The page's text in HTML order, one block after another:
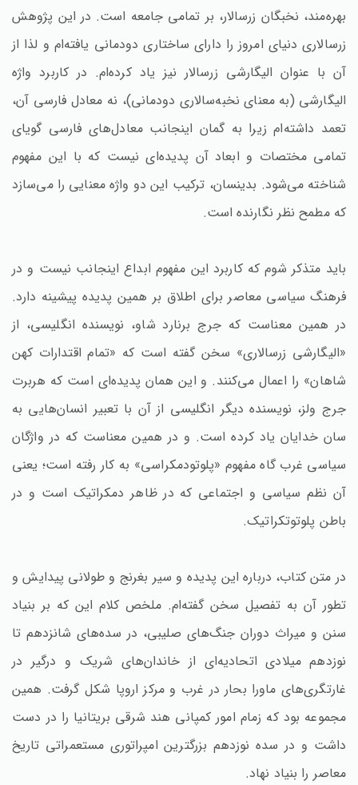
بهره‌مند، نخبگان زرسالار، بر تمامی جامعه است. در این پژوهش
زرسالاری دنیای امروز را دارای ساختاری دودمانی یافته‌ام و لذا از
آن با عنوان الیگارشی زرسالار نیز یاد کرده‌ام. در کاربرد واژه
الیگارشی (به معنای نخبه‌سالاری دودمانی)، نه معادل فارسی آن،
تعمد داشته‌ام زیرا به گمان اینجانب معادل‌های فارسی گویای
تمامی مختصات و ابعاد آن پدیده‌ای نیست که با این مفهوم
شناخته می‌شود. بدینسان، ترکیب این دو واژه معنایی را می‌سازد
که مطمح نظر نگارنده است.
باید متذکر شوم که کاربرد این مفهوم ابداع اینجانب نیست و در
فرهنگ سیاسی معاصر برای اطلاق بر همین پدیده پیشینه دارد.
در همین معناست که جرج برنارد شاو، نویسنده انگلیسی، از
«الیگارشی زرسالاری» سخن گفته است که «تمام اقتدارات کهن
شاهان» را اعمال می‌کنند. و این همان پدیده‌ای است که هربرت
جرج ولز، نویسنده دیگر انگلیسی از آن با تعبیر انسان‌هایی به
سان خدایان یاد کرده است. و در همین معناست که در واژگان
سیاسی غرب گاه مفهوم «پلوتودمکراسی» به کار رفته است؛ یعنی
آن نظم سیاسی و اجتماعی که در ظاهر دمکراتیک است و در
باطن پلوتوتکراتیک.
در متن کتاب، درباره این پدیده و سیر بغرنج و طولانی پیدایش و
تطور آن به تفصیل سخن گفته‌ام. ملخص کلام این که بر بنیاد
سنن و میراث دوران جنگ‌های صلیبی، در سده‌های شانزدهم تا
نوزدهم میلادی اتحادیه‌ای از خاندان‌های شریک و درگیر در
غارتگری‌های ماورا بحار در غرب و مرکز اروپا شکل گرفت. همین
مجموعه بود که زمام امور کمپانی هند شرقی بریتانیا را در دست
داشت و در سده نوزدهم بزرگترین امپراتوری مستعمراتی تاریخ
معاصر را بنیاد نهاد.